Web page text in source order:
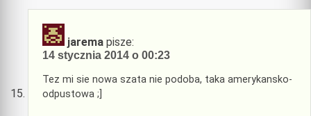
jarema pisze:
14 stycznia 2014 o 00:23
Tez mi sie nowa szata nie podoba, taka amerykansko-
odpustowa ;]